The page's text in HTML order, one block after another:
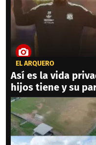
EL ARQUERO
Así es la vida
hijos tiene y su